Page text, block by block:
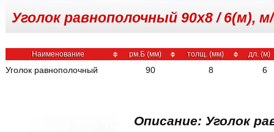
Уголок равнополочный 90х8 / 6(м),
Наименование рм.Б (мм) толщ. (мм) дл. (м)
Уголок равнополочный 90 8 6
Описание: Уголок